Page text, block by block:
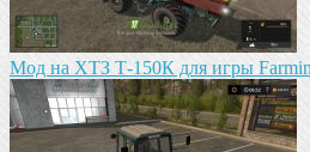
Мод на ХТЗ Т-150К для игры